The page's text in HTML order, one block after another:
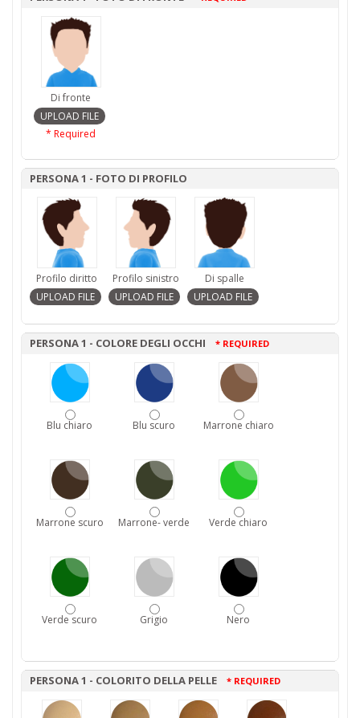
Di fronte
* Required
PERSONA 1 - FOTO DI PROFILO
Profilo diritto Profilo sinistro Di spalle
PERSONA 1 - COLORE DEGLI OCCHI * REQUIRED
Blu chiaro Blu scuro Marrone chiaro
Marrone scuro Marrone- verde Verde chiaro
Verde scuro Grigio Nero
PERSONA 1 - COLORITO DELLA PELLE * REQUIRED